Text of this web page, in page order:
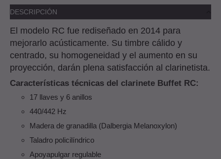
DESCRIPCIÓN
El modelo RC fue rediseñado en 2014 para
mejorarlo acústicamente. Su timbre cálido y
centrado, su homogeneidad y el aumento en su
proyección, darán plena satisfacción al clarinetista.
Características técnicas del clarinete Buffet RC:
17 llaves y 6 anillos
440/442 Hz
Madera de granadilla (Dalbergia Melanoxylon)
Taladro policilíndrico
Apoyapulgar regulable